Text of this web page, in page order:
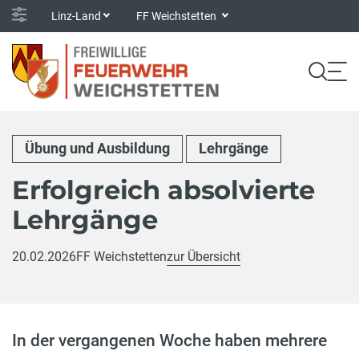
Linz-Land FF Weichstetten
Übung und Ausbildung Lehrgänge
Erfolgreich absolvierte
Lehrgänge
20.02.2026FF Weichstettenzur Übersicht
In der vergangenen Woche haben mehrere